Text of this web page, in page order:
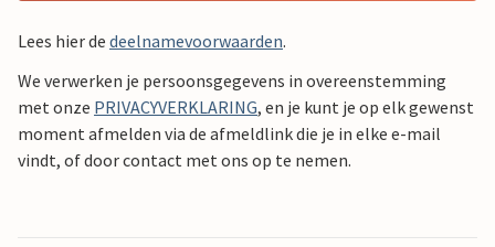
Lees hier de deelnamevoorwaarden.
We verwerken je persoonsgegevens in overeenstemming
met onze PRIVACYVERKLARING, en je kunt je op elk gewenst
moment afmelden via de afmeldlink die je in elke e-mail
vindt, of door contact met ons op te nemen.